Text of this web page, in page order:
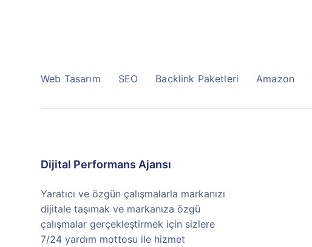
Web Tasarım SEO Backlink Paketleri Amazon
Dijital Performans Ajansı
Yaratıcı ve özgün çalışmalarla markanızı
dijitale taşımak ve markanıza özgü
çalışmalar gerçekleştirmek için sizlere
7/24 yardım mottosu ile hizmet